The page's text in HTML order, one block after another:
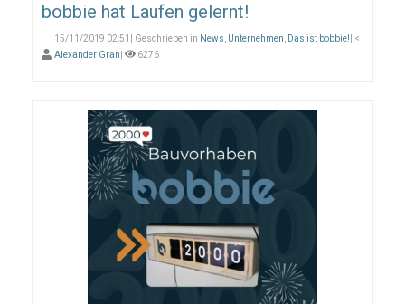
bobbie hat Laufen gelernt!
15/11/2019 02:51| Geschrieben in News Unternehmen Das ist bobbie! | <
Alexander Gran
6276